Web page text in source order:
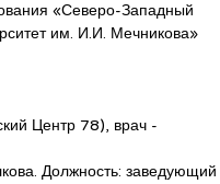
«Северо-Западный
им. И.И. Мечникова»
Центр 78), врач -
Должность: заведующий